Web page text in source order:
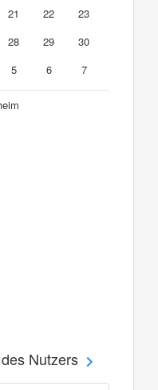
21 22
23
28 29
30
5 6 7
Nutzers